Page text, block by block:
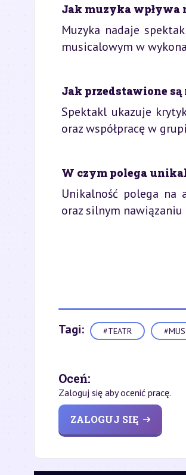
Jak muzyka wpływa
Muzyka nadaje
musicalowym w
Jak przedstawione
Spektakl ukazuje
oraz współpracę w
W czym polega
Unikalność polega na
oraz silnym
Tagi: #TEATR
Oceń:
Zaloguj się aby ocenić pracę.
ZALOGUJ SIĘ